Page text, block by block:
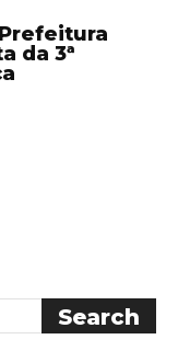
da 3ª